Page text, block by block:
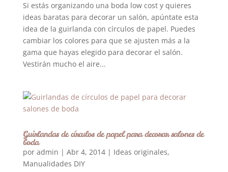
Si estás organizando una boda low cost y quieres
ideas baratas para decorar un salón, apúntate esta
idea de la guirlanda con círculos de papel. Puedes
cambiar los colores para que se ajusten más a la
gama que hayas elegido para decorar el salón.
Vestirán mucho el aire...
Guirlandas de círculos de papel para decorar salones de
boda
por admin | Abr 4, 2014| Ideas originales,
Manualidades DIY